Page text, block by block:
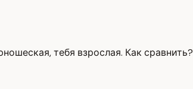
тебя взрослая. Как сравнить?